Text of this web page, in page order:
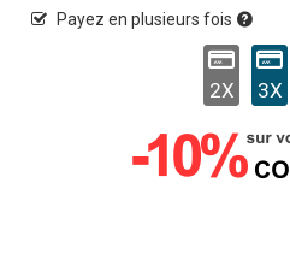
Payez en plusieurs fois
2X 3X